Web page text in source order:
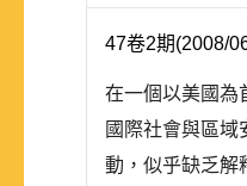
47卷2期(2008/
在一個以美國為
國際社會與區
動，似乎缺乏解